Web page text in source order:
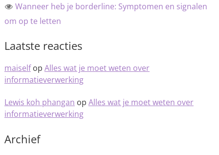
Wanneer heb je borderline: Symptomen en signalen
om op te letten
Laatste reacties
maiselfop Alles wat je moet weten over
informatieverwerking
Lewis koh phangan op Alles wat je moet weten over
informatieverwerking
Archief